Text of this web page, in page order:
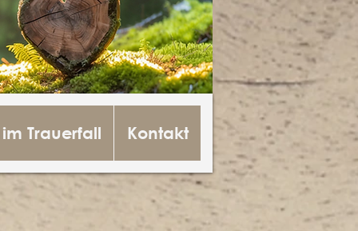
Trauerfall Kontakt